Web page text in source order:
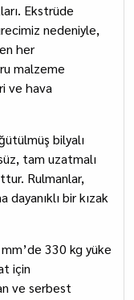
Ekstrüde
nedeniyle,
her
malzeme
ve hava
bilyalı
tam uzatmalı
Rulmanlar,
bir kızak
mm’de 330 kg yüke
için
ve serbest